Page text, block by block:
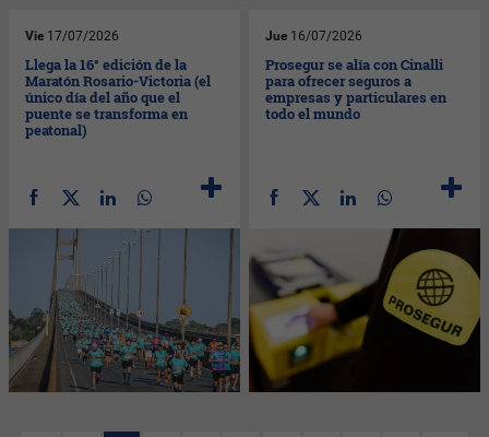
Vie 17/07/2026
Llega la 16° edición de la
Maratón Rosario-Victoria (el
único día del año que el
puente se transforma en
peatonal)
Jue 16/07/2026
Prosegur se alía con Cinalli
para ofrecer seguros a
empresas y particulares en
todo el mundo